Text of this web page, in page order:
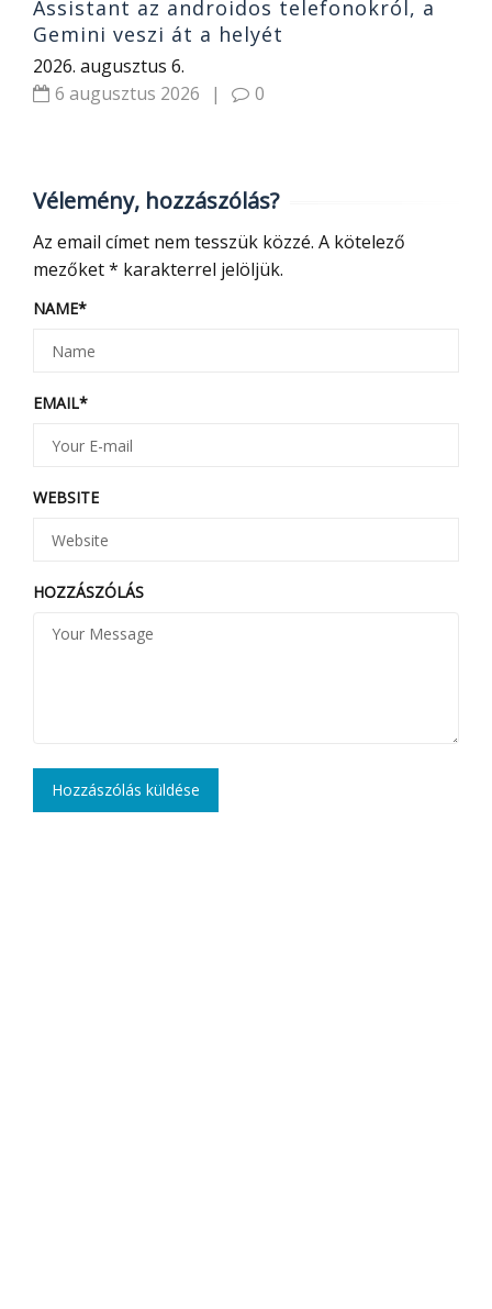
Assistant az androidos telefonokról, a
Gemini veszi át a helyét
2026. augusztus 6.
6 augusztus 2026
| 0
Vélemény, hozzászólás?
Az email címet nem tesszük közzé. A kötelező
mezőket* karakterrel jelöljük.
NAME*
EMAIL*
WEBSITE
HOZZÁSZÓLÁS